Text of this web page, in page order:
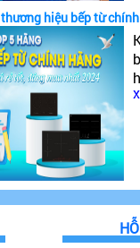
hiệu bếp từ